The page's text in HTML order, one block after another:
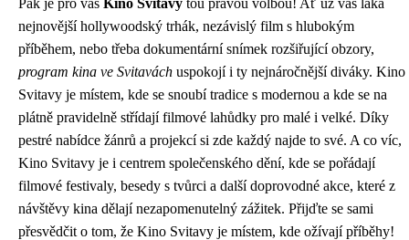
Pak je pro vás Kino Svitavy tou pravou volbou! Ať už vás láká
nejnovější hollywoodský trhák, nezávislý film s hlubokým
příběhem, nebo třeba dokumentární snímek rozšiřující obzory,
program kina ve Svitavách uspokojí i ty nejnáročnější diváky. Kino
Svitavy je místem, kde se snoubí tradice s modernou a kde se na
plátně pravidelně střídají filmové lahůdky pro malé i velké. Díky
pestré nabídce žánrů a projekcí si zde každý najde to své. A co víc,
Kino Svitavy je i centrem společenského dění, kde se pořádají
filmové festivaly, besedy s tvůrci a další doprovodné akce, které z
návštěvy kina dělají nezapomenutelný zážitek. Přijďte se sami
přesvědčit o tom, že Kino Svitavy je místem, kde ožívají příběhy!